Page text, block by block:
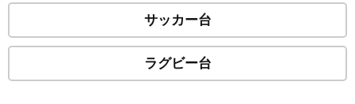
サッカー台
ラグビー台